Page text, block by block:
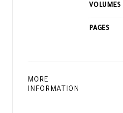
VOLUMES
PAGES
MORE
INFORMATION